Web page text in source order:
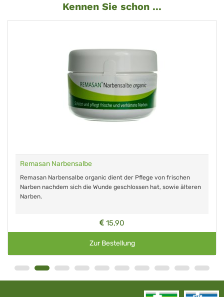
Kennen Sie schon ...
Remasan Narbensalbe
Remasan Narbensalbe organic dient der Pflege von frischen
Narben nachdem sich die Wunde geschlossen hat, sowie älteren
Narben.
15,90
Zur Bestellung